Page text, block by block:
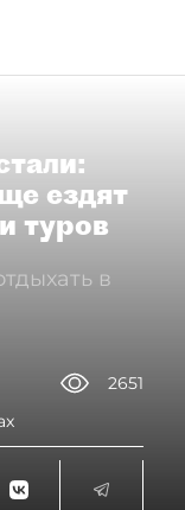
ездят
туров
в
2651